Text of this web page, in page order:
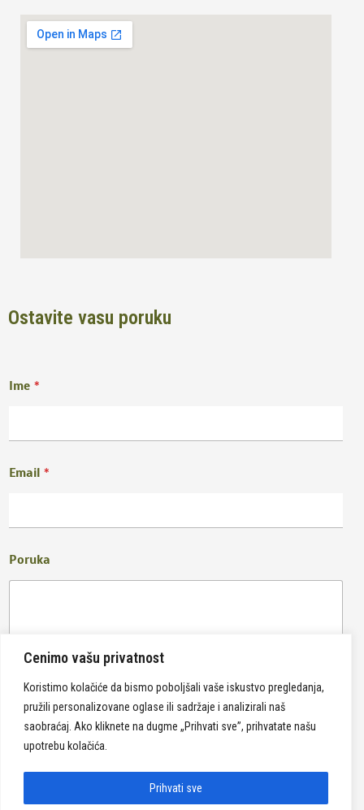
Cenimo vašu privatnost
Koristimo kolačiće da bismo poboljšali vaše iskustvo pregledanja,
pružili personalizovane oglase ili sadržaje i analizirali naš
saobraćaj. Ako kliknete na dugme „Prihvati sve”, prihvatate našu
upotrebu kolačića.
Prihvati sve
Ostavite vasu poruku
Ime *
Email *
Poruka
Pošalji